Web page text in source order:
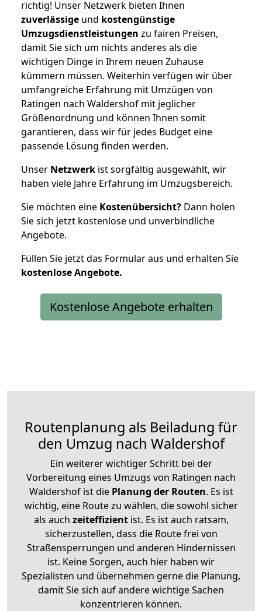
richtig! Unser Netzwerk bieten Ihnen
zuverlässige und kostengünstige
Umzugsdienstleistungen zu fairen Preisen,
damit Sie sich um nichts anderes als die
wichtigen Dinge in Ihrem neuen Zuhause
kümmern müssen. Weiterhin verfügen wir über
umfangreiche Erfahrung mit Umzügen von
Ratingen nach Waldershof mit jeglicher
Größenordnung und können Ihnen somit
garantieren, dass wir für jedes Budget eine
passende Lösung finden werden.
Unser Netzwerk ist sorgfältig ausgewählt, wir
haben viele Jahre Erfahrung im Umzugsbereich.
Sie möchten eine Kostenübersicht? Dann holen
Sie sich jetzt kostenlose und unverbindliche
Angebote.
Füllen Sie jetzt das Formular aus und erhalten Sie
kostenloseAngebote.
Kostenlose Angebote erhalten
Routenplanung als Beiladung für
den Umzug nach Waldershof
Ein weiterer wichtiger Schritt bei der
Vorbereitung eines Umzugs von Ratingen nach
Waldershof ist diePlanung der Routen. Es ist
wichtig, eine Route zu wählen, die sowohl sicher
als auch zeiteffizientist. Es ist auch ratsam,
sicherzustellen, dass die Route frei von
Straßensperrungen und anderen Hindernissen
ist. Keine Sorgen, auch hier haben wir
Spezialisten und übernehmen gerne die Planung,
damit Sie sich auf andere wichtige Sachen
konzentrieren können.